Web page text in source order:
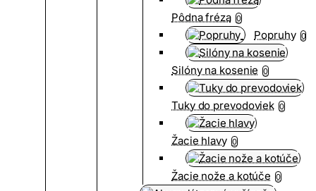
Pôdna fréza 0
Popruhy 0
Silóny na kosenie 0
Tuky do prevodoviek 0
Žacie hlavy 0
Žacie nože a kotúče 0